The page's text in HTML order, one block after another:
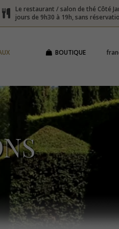
Le restaurant / salon de thé Côté
jours de 9h30 à 19h, sans
BOUTIQUE